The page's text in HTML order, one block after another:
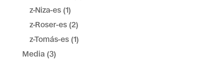
z-Niza-es(1)
z-Roser-es(2)
z-Tomás-es(1)
Media (3)